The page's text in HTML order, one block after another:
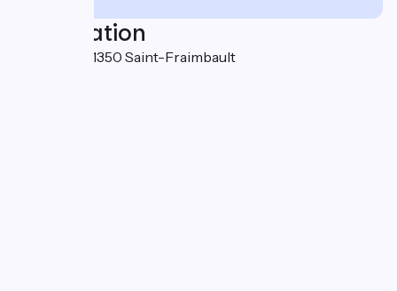
Localisation
Plan d'eau 61350 Saint-Fraimbault